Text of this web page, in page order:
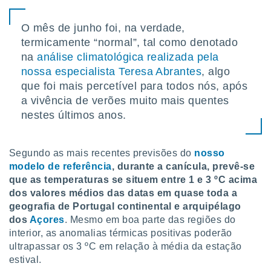
se
ou opor-
em “
o
de
ou aceder
num
para
O mês de junho foi, na verdade,
termicamente “normal”, tal como denotado
naanálise climatológica realizada pela
nossa especialista Teresa Abrantes, algo
que foi mais percetível para todos nós, após
a vivência de verões muito mais quentes
nestes últimos anos.
Segundo as mais recentes previsões do nosso
modelo de referência, durante a canícula, prevê-se
que as temperaturas se situem entre 1 e 3 ºC acima
dos valores médios das datas em quase toda a
geografia de Portugal continental e arquipélago
dos Açores. Mesmo em boa parte das regiões do
interior, as anomalias térmicas positivas poderão
ultrapassar os 3 ºC em relação à média da estação
estival.